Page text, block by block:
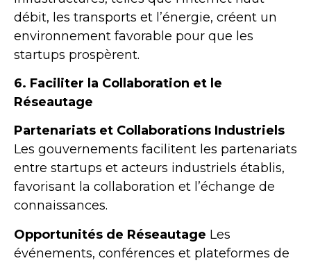
débit, les transports et l’énergie, créent un
environnement favorable pour que les
startups prospèrent.
6. Faciliter la Collaboration et le
Réseautage
Partenariats et Collaborations Industriels
Les gouvernements facilitent les partenariats
entre startups et acteurs industriels établis,
favorisant la collaboration et l’échange de
connaissances.
Opportunités de Réseautage Les
événements, conférences et plateformes de